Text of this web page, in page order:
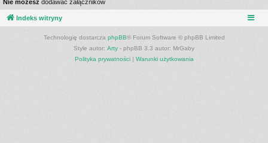
Nie możesz dodawać załączników
Indeks witryny
Technologię dostarcza phpBB® Forum Software © phpBB Limited
Style autor: Arty - phpBB 3.3 autor: MrGaby
Polityka prywatności| Warunki użytkowania